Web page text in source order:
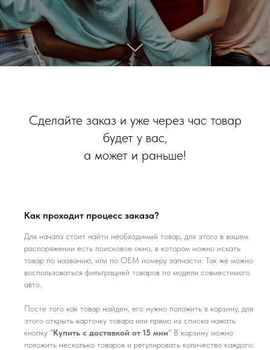
Сделайте заказ и уже через час товар
будет у вас,
а может и раньше!
Как проходит процесс заказа?
Для начала стоит найти необходимый товар, для этого в вашем
распоряжении есть поисковое окно, в котором можно искать
товар по названию, или по ОЕМ номеру запчасти. Так же можно
воспользоваться фильтрацией товаров по модели совместимого
авто.
Посте того как товар найден, его нужно положить в корзину, для
этого открыть карточку товара или прямо из списка нажать
кнопку "Купить с доставкой от 15 мин" В корзину можно
положить несколько товаров и регулировать количество каждого.